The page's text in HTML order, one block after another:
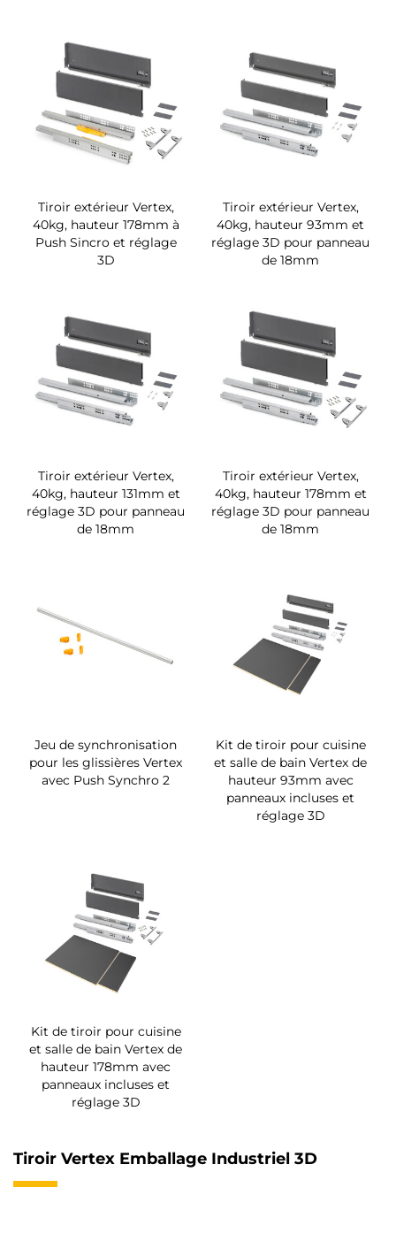
Tiroir extérieur Vertex,
40kg, hauteur 178mm à
Push Sincro et réglage
3D
Tiroir extérieur Vertex,
40kg, hauteur 93mm et
réglage 3D pour panneau
de 18mm
Tiroir extérieur Vertex,
40kg, hauteur 131mm et
réglage 3D pour panneau
de 18mm
Tiroir extérieur Vertex,
40kg, hauteur 178mm et
réglage 3D pour panneau
de 18mm
Jeu de synchronisation
pour les glissières Vertex
avec Push Synchro 2
Kit de tiroir pour cuisine
et salle de bain Vertex de
hauteur 93mm avec
panneaux incluses et
réglage 3D
Kit de tiroir pour cuisine
et salle de bain Vertex de
hauteur 178mm avec
panneaux incluses et
réglage 3D
Tiroir Vertex Emballage Industriel 3D